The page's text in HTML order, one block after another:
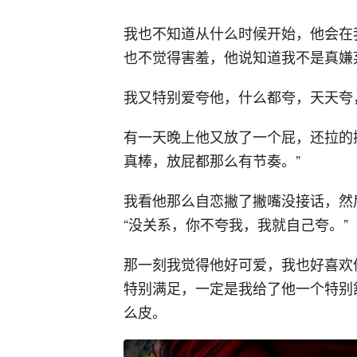
我也不知道从什么时候开始，他会
也不觉得害羞，他说知道我不是真
我又特别爱夸他，什么都夸，天天
有一天晚上他又放了一个屁，还拉
真棒，放屁都那么有节奏。”
我看他那么自恋撇了撇嘴没接话，
“没关系，你不夸我，我就自己夸。”
那一刻我觉得他好可爱，我也好喜
特别满足，一定是我给了他一个特
么皮。